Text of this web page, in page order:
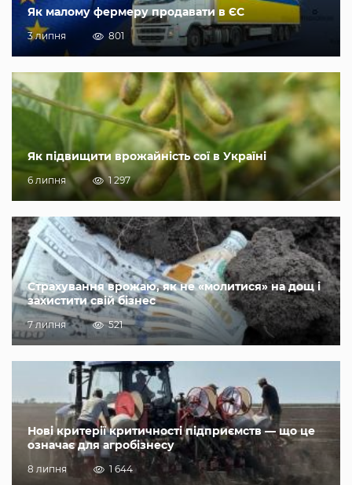
Як малому фермеру продавати в ЄС
3 липня 801
Як підвищити врожайність сої в Україні
6 липня 1 297
Страхування врожаю, як не «молитися» на дощ і
захистити свій бізнес
7 липня 521
Нові критерії критичності підприємств — що це
означає для агробізнесу
8 липня 1 644